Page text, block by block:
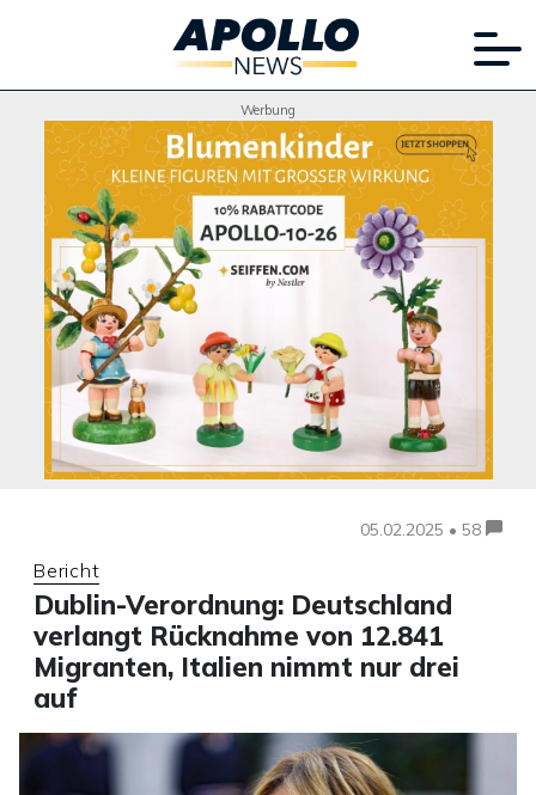
Werbung
05.02.2025 • 58
Bericht
Dublin-Verordnung: Deutschland
verlangt Rücknahme von 12.841
Migranten, Italien nimmt nur drei
auf